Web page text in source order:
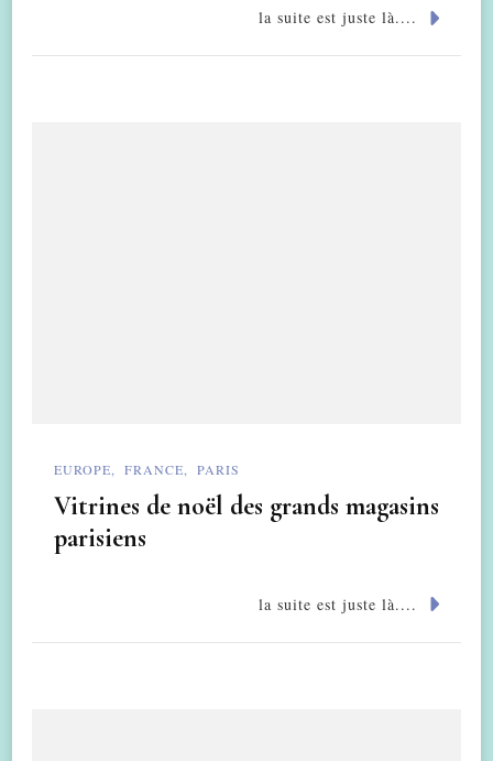
la suite est juste là....
EUROPE FRANCE PARIS
Vitrines de noël des grands magasins
parisiens
la suite est juste là....